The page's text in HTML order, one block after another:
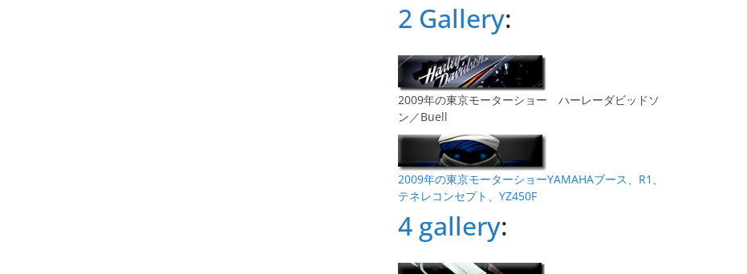
2 Gallery:
2009年の東京モーターショー ハーレーダビッドソ
ン／Buell
2009年の東京モーターショーYAMAHAブース、R1、
テネレコンセプト、YZ450F
4 gallery: